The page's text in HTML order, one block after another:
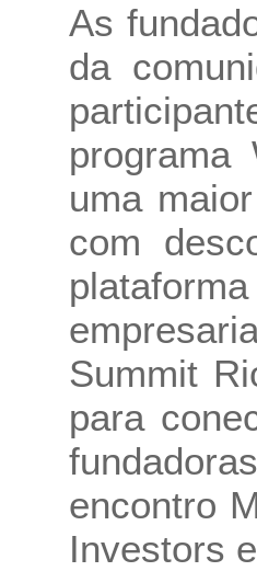
As
da
uma
com
Summit
para
encontro
Investors